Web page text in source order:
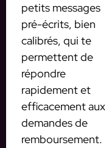
petits messages
pré-écrits, bien
calibrés, qui te
permettent de
répondre
rapidement et
efficacement aux
demandes de
remboursement.